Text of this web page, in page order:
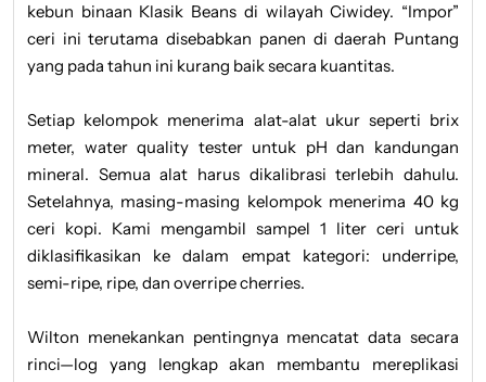
kebun binaan Klasik Beans di wilayah Ciwidey. “Impor”
ceri ini terutama disebabkan panen di daerah Puntang
yang pada tahun ini kurang baik secara kuantitas.
Setiap kelompok menerima alat-alat ukur seperti brix
meter, water quality tester untuk pH dan kandungan
mineral. Semua alat harus dikalibrasi terlebih dahulu.
Setelahnya, masing-masing kelompok menerima 40 kg
ceri kopi. Kami mengambil sampel 1 liter ceri untuk
diklasifikasikan ke dalam empat kategori: underripe,
semi-ripe, ripe, dan overripe cherries.
Wilton menekankan pentingnya mencatat data secara
rinci—log yang lengkap akan membantu mereplikasi